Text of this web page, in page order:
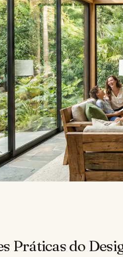
Práticas do